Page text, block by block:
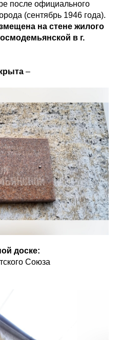
после официального
(сентябрь 1946 года).
на стене жилого
в г.
–
доске:
Союза